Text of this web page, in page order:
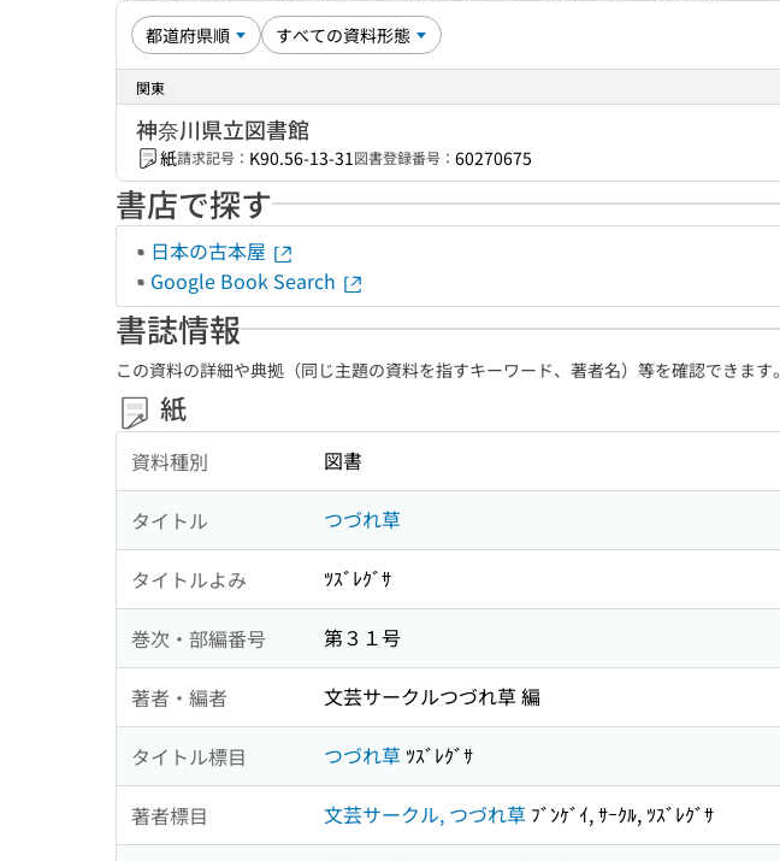
関東
神奈川県立図書館
紙請求記号： K90.56-13-31図書登録番号： 60270675
書店で探す
日本の古本屋
Google Book Search
書誌情報
この資料の詳細や典拠（同じ主題の資料を指すキーワード、著者名）等を確認できます。
紙
資料種別 図書
タイトル つづれ草
タイトルよみ ﾂｽﾞﾚｸﾞｻ
巻次・部編番号 第３１号
著者・編者 文芸サークルつづれ草 編
タイトル標目 つづれ草 ﾂｽﾞﾚｸﾞｻ
著者標目 文芸サークル, つづれ草 ﾌﾞﾝｹﾞｲ, ｻｰｸﾙ, ﾂｽﾞﾚｸﾞｻ